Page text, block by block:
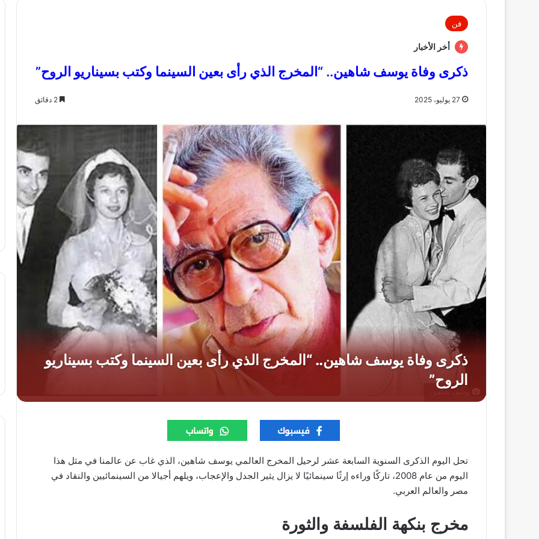
فن
أخر الأخبار
ذكرى وفاة يوسف شاهين.. “المخرج الذي رأى بعين السينما وكتب بسيناريو الروح”
27 يوليو، 2025
يوسف شاهين
تحل اليوم الذكرى السنوية السابعة عشر لرحيل المخرج العالمي يوسف شاهين، الذي غاب عن عالمنا في مثل هذا
اليوم من عام 2008، تاركًا وراءه إرثًا سينمائيًا لا يزال يثير الجدل والإعجاب، ويلهم أجيالا من السينمائيين والنقاد في
مصر والعالم العربي.
مخرج بنكهة الفلسفة والثورة